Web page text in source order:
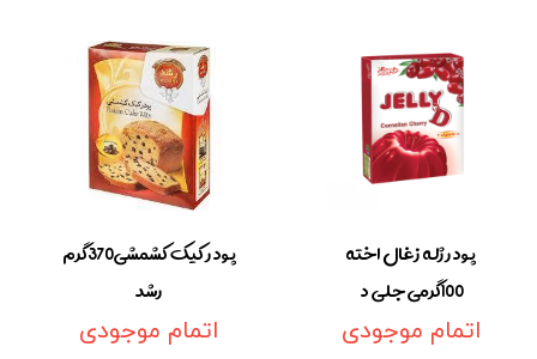
پودر ژله زغال اخته
100گرمی جلی د
اتمام موجودی
پودر کیک کشمشی370گرم
رشد
اتمام موجودی